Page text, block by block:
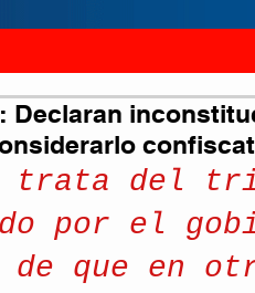
Declaran
trata del
por el
de que en